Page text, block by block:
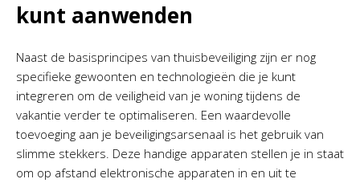
kunt aanwenden
Naast de basisprincipes van thuisbeveiliging zijn er nog
specifieke gewoonten en technologieën die je kunt
integreren om de veiligheid van je woning tijdens de
vakantie verder te optimaliseren. Een waardevolle
toevoeging aan je beveiligingsarsenaal is het gebruik van
slimme stekkers. Deze handige apparaten stellen je in staat
om op afstand elektronische apparaten in en uit te